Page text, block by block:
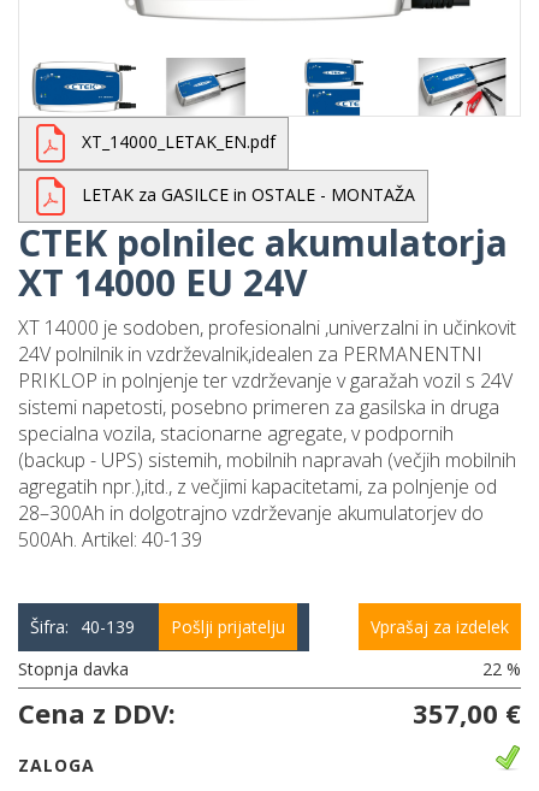
Rumeni kabel
INDUSTRIEFLEX 07HT 2 x
4mm2
13,99 €
XT_14000_LETAK_EN.pdf
LETAK za GASILCE in OSTALE - MONTAŽA
CTEK polnilec akumulatorja
XT 14000 EU 24V
XT 14000 je sodoben, profesionalni ,univerzalni in učinkovit
24V polnilnik in vzdrževalnik,idealen za PERMANENTNI
PRIKLOP in polnjenje ter vzdrževanje v garažah vozil s 24V
sistemi napetosti, posebno primeren za gasilska in druga
specialna vozila, stacionarne agregate, v podpornih
(backup - UPS) sistemih, mobilnih napravah (večjih mobilnih
agregatih npr.),itd., z večjimi kapacitetami, za polnjenje od
28–300Ah in dolgotrajno vzdrževanje akumulatorjev do
500Ah. Artikel: 40-139
Šifra: 40-139 Vprašaj za izdelek
Pošlji prijatelju
Stopnja davka
22 %
Cena z DDV: 357,00 €
ZALOGA